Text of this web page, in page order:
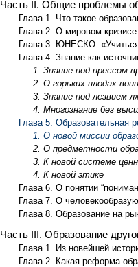
Часть II. Общие проблемы
Глава 1. Что такое
Глава 2. О мировом кризисе
Глава 3. ЮНЕСКО:
Глава 4. Знание как
1. Знание под прессом
2. О горьких плодах
3. Знание под лезвием
4. Многознание без
Глава 5. Образовательная
1. О новой миссии
2. О предметности
3. К новой системе
4. К новой этике
Глава 6. О понятии
Глава 7. О
Глава 8. Образование на
Часть III. Образование
Глава 1. Из новейшей
Глава 2. Какая реформа